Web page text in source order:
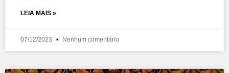
LEIA MAIS »
07/12/2023 Nenhum comentário